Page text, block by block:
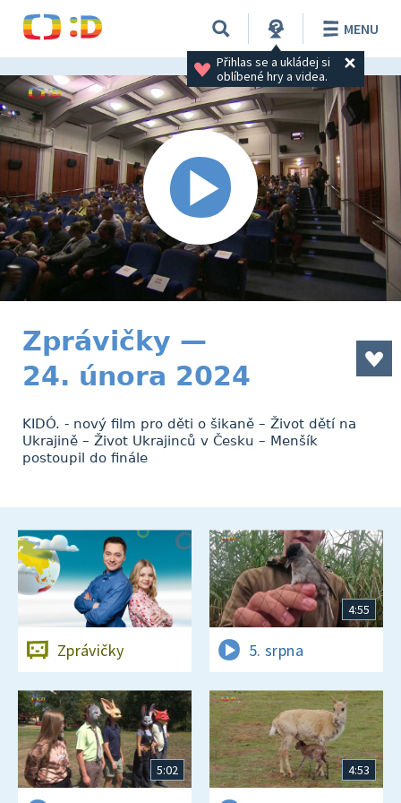
Přihlas se a ukládej si
oblíbené hry a videa.
MENU
Zprávičky —
24. února 2024
KIDÓ. - nový film pro děti o šikaně – Život dětí na
Ukrajině – Život Ukrajinců v Česku – Menšík
postoupil do finále
Zprávičky
4:55
5. srpna
5:02 4:53